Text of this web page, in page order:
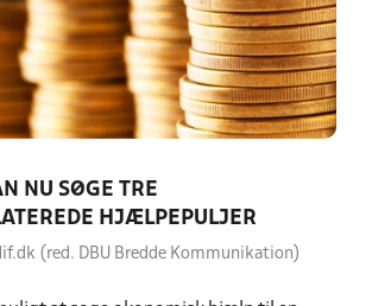
NU SØGE TRE
HJÆLPEPULJER
(red. DBU Bredde Kommunikation)